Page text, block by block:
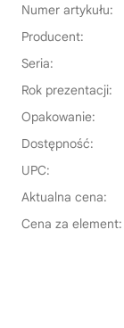
Numer artykułu:
Producent:
Seria:
Rok prezentacji:
Opakowanie:
Dostępność:
UPC:
Aktualna cena:
Cena za element: